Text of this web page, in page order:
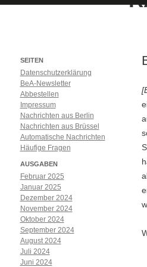
SEITEN
Datenschutzerklärung
BeA-Newsletter
Abbestellen
Impressum
Nachrichten aus Berlin
Nachrichten aus Brüssel
Automatische Nachrichten
Häufige Fragen
AUSGABEN
Februar 2025
Januar 2025
Dezember 2024
November 2024
Oktober 2024
September 2024
August 2024
Juli 2024
Juni 2024